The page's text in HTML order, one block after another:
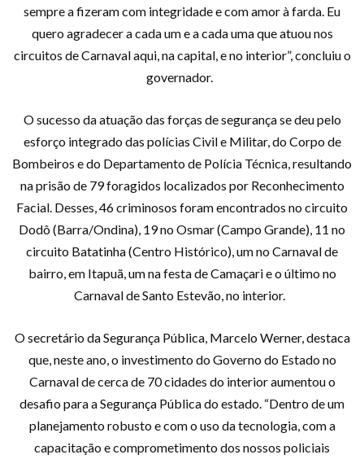
sempre a fizeram com integridade e com amor à farda. Eu
quero agradecer a cada um e a cada uma que atuou nos
circuitos de Carnaval aqui, na capital, e no interior”, concluiu o
governador.
O sucesso da atuação das forças de segurança se deu pelo
esforço integrado das polícias Civil e Militar, do Corpo de
Bombeiros e do Departamento de Polícia Técnica, resultando
na prisão de 79 foragidos localizados por Reconhecimento
Facial. Desses, 46 criminosos foram encontrados no circuito
Dodô (Barra/Ondina), 19 no Osmar (Campo Grande), 11 no
circuito Batatinha (Centro Histórico), um no Carnaval de
bairro, em Itapuã, um na festa de Camaçari e o último no
Carnaval de Santo Estevão, no interior.
O secretário da Segurança Pública, Marcelo Werner, destaca
que, neste ano, o investimento do Governo do Estado no
Carnaval de cerca de 70 cidades do interior aumentou o
desafio para a Segurança Pública do estado. “Dentro de um
planejamento robusto e com o uso da tecnologia, com a
capacitação e comprometimento dos nossos policiais